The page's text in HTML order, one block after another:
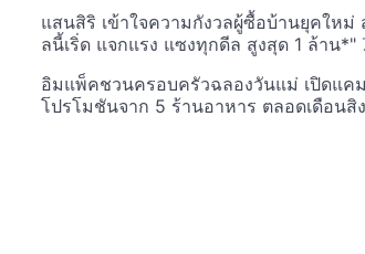
แสนสิริ เข้าใจความกังวลผู้ซื้อบ้านยุคใหม่
ลนี้เริ่ด แจกแรง แซงทุกดีล สูงสุด 1 ล้าน*"
อิมแพ็คชวนครอบครัวฉลองวันแม่ เปิดแค
โปรโมชันจาก 5 ร้านอาหาร ตลอดเดือนสิ